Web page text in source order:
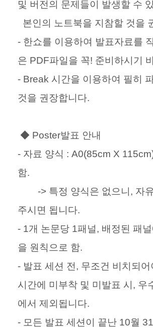
및 버전의 문제들이 발생할 수
본인의 노트북을 지참할 것을
- 한쇼를 이용하여 발표자료를
은 PDF파일을 꼭! 준비하시기
- Break 시간을 이용하여 필히
것을 권장합니다.
◆ Poster발표 안내
- 자료 양식 : A0(85cm X
함.
-> 특정 양식은 없으니, 자유
주시면 됩니다.
- 1개 논문당 1패널, 배정된 패
을 원칙으로 함.
- 발표 세션 전, 무조건 비치되어
시간에 미부착 및 미발표 시, 우
에서 제외됩니다.
- 모든 발표 세션이 끝난 10월